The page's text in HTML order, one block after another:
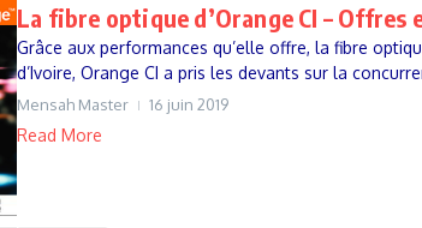
La fibre optique d’Orange CI – Offres
Grâce aux performances qu’elle offre, la fibre
d’Ivoire, Orange CI a pris les devants sur la
Mensah Master 16 juin 2019
Read More